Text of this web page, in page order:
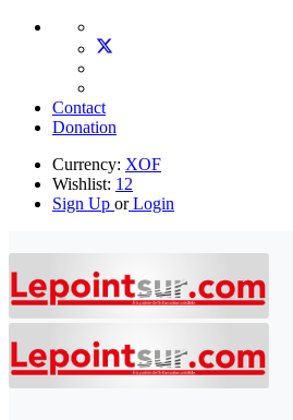
Contact
Donation
Currency: XOF
Wishlist: 12
Sign Up orLogin